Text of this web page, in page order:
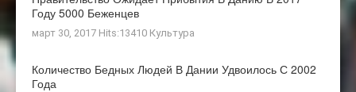
Году 5000 Беженцев
март 30, 2017 Hits:13410 Культура
Количество Бедных Людей В Дании Удвоилось С 2002
Года